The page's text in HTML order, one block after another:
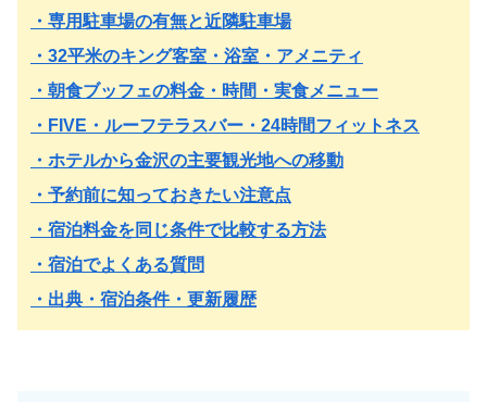
・専用駐車場の有無と近隣駐車場
・32平米のキング客室・浴室・アメニティ
・朝食ブッフェの料金・時間・実食メニュー
・FIVE・ルーフテラスバー・24時間フィットネス
・ホテルから金沢の主要観光地への移動
・予約前に知っておきたい注意点
・宿泊料金を同じ条件で比較する方法
・宿泊でよくある質問
・出典・宿泊条件・更新履歴